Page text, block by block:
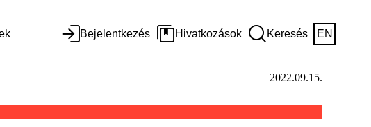
Bejelentkezés Hivatkozások Keresés EN
2022.09.15.